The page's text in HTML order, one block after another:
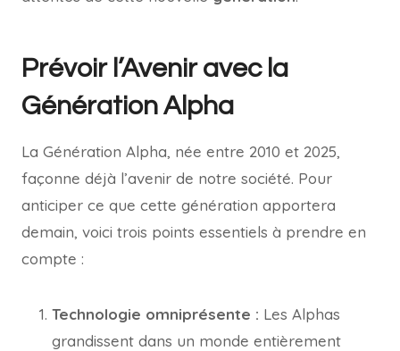
Prévoir l’Avenir avec la
Génération Alpha
La Génération Alpha, née entre 2010 et 2025,
façonne déjà l’avenir de notre société. Pour
anticiper ce que cette génération apportera
demain, voici trois points essentiels à prendre en
compte :
Technologie omniprésente : Les Alphas
grandissent dans un monde entièrement